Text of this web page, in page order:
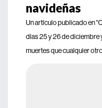
navideñas
Un artículo publicado en
días 25 y 26 de diciembre
muertes que cualquier